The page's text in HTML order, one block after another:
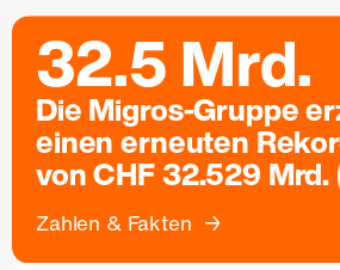
32.5 Mrd.
Die Migros-Gruppe
einen erneuten
von CHF 32.529 Mrd.
Zahlen & Fakten